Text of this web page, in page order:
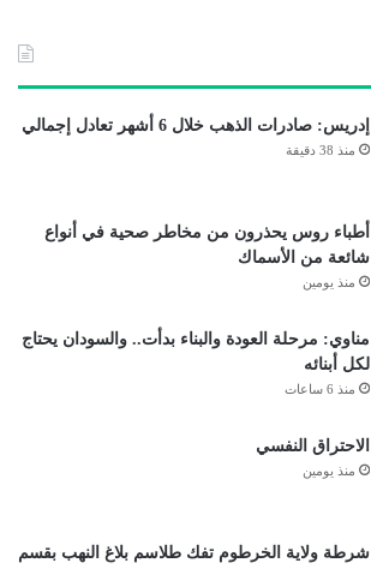
إدريس: صادرات الذهب خلال 6 أشهر تعادل إجمالي
منذ 38 دقيقة
أطباء روس يحذرون من مخاطر صحية في أنواع
شائعة من الأسماك
منذ يومين
مناوي: مرحلة العودة والبناء بدأت.. والسودان يحتاج
لكل أبنائه
منذ 6 ساعات
الاحتراق النفسي
منذ يومين
شرطة ولاية الخرطوم تفك طلاسم بلاغ النهب بقسم